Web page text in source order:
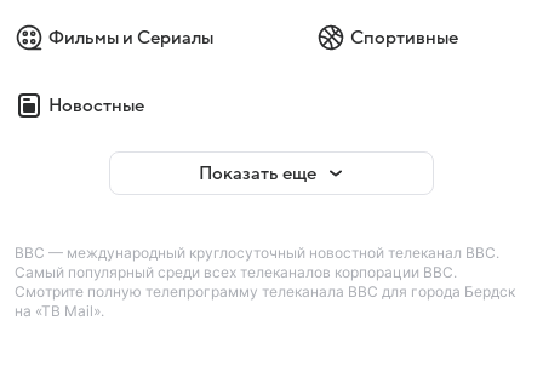
Фильмы и Сериалы Спортивные
Новостные
Показать еще
BBC — международный круглосуточный новостной телеканал BBC.
Самый популярный среди всех телеканалов корпорации BBC.
Смотрите полную телепрограмму телеканала BBC для города Бердск
на «ТВ Mail».